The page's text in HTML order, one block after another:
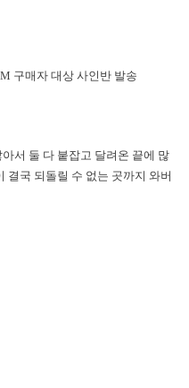
구매자 대상 사인반 발송
서 둘 다 붙잡고 달려온 끝에 많
결국 되돌릴 수 없는 곳까지 와버